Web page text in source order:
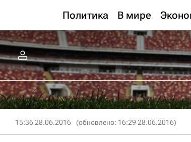
Политика В мире
15:36 28.06.2016 (обновлено: 16:29 28.06.2016)